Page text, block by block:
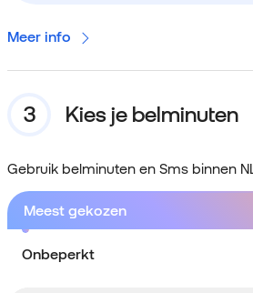
Meer info
Kies je belminuten
Gebruik belminuten en Sms binnen
Meest gekozen
Onbeperkt